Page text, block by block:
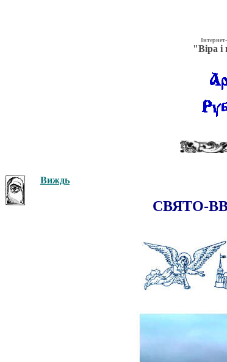
"Віра і
Виждь
СВЯТО-